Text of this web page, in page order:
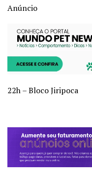
Anúncio
22h – Bloco Jiripoca